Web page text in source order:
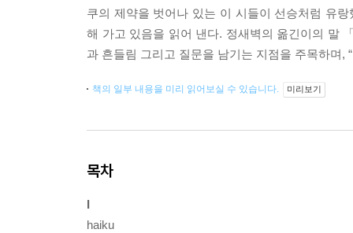
쿠의 제약을 벗어나 있는 이 시들이 선승처럼 유
해 가고 있음을 읽어 낸다. 정새벽의 옮긴이의 말
과 흔들림 그리고 질문을 남기는 지점을 주목하며,
책의 일부 내용을 미리 읽어보실 수 있습니다. 미리보기
목차
I
haiku